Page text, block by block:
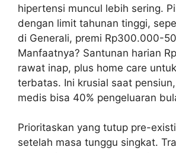
hipertensi muncul lebih sering.
dengan limit tahunan tinggi,
di Generali, premi Rp300.000-
Manfaatnya? Santunan harian
rawat inap, plus home care
terbatas. Ini krusial saat
medis bisa 40% pengeluaran
Prioritaskan yang tutup pre-
setelah masa tunggu singkat.